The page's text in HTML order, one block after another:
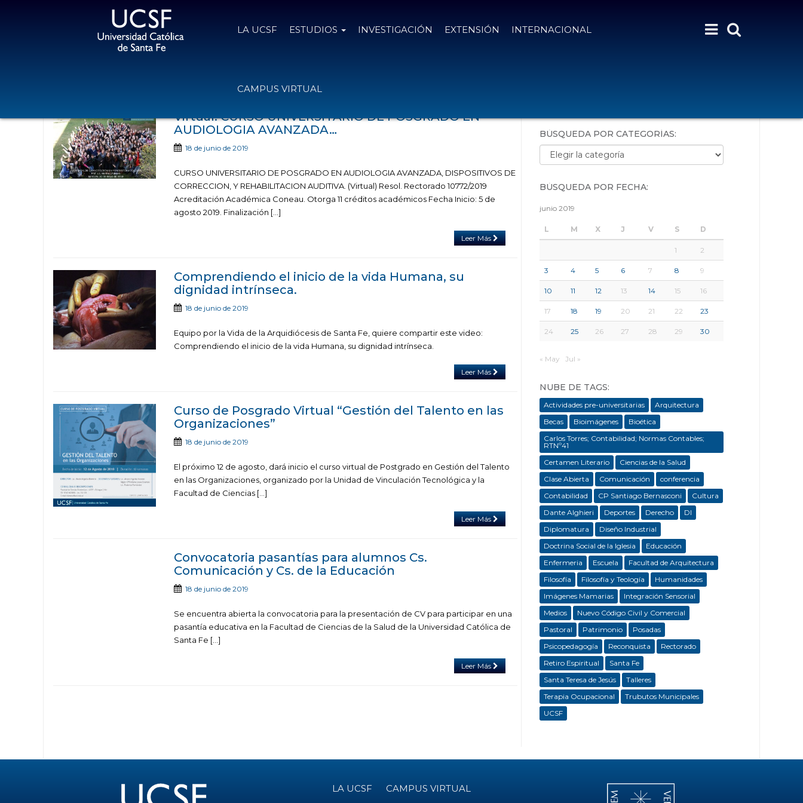
LA UCSF ESTUDIOS INVESTIGACIÓN EXTENSIÓN INTERNACIONAL
CAMPUS VIRTUAL
Virtual: CURSO UNIVERSITARIO DE POSGRADO EN
AUDIOLOGIA AVANZADA…
18 de junio de 2019
CURSO UNIVERSITARIO DE POSGRADO EN AUDIOLOGIA AVANZADA, DISPOSITIVOS DE
CORRECCION, Y REHABILITACION AUDITIVA. (Virtual) Resol. Rectorado 10772/2019
Acreditación Académica Coneau. Otorga 11 créditos académicos Fecha Inicio: 5 de
agosto 2019. Finalización […]
Leer Más
Comprendiendo el inicio de la vida Humana, su
dignidad intrínseca.
18 de junio de 2019
Equipo por la Vida de la Arquidiócesis de Santa Fe, quiere compartir este video:
Comprendiendo el inicio de la vida Humana, su dignidad intrínseca.
Leer Más
Curso de Posgrado Virtual “Gestión del Talento en las
Organizaciones”
18 de junio de 2019
El próximo 12 de agosto, dará inicio el curso virtual de Postgrado en Gestión del Talento
en las Organizaciones, organizado por la Unidad de Vinculación Tecnológica y la
Facultad de Ciencias […]
Leer Más
Convocatoria pasantías para alumnos Cs.
Comunicación y Cs. de la Educación
18 de junio de 2019
Se encuentra abierta la convocatoria para la presentación de CV para participar en una
pasantía educativa en la Facultad de Ciencias de la Salud de la Universidad Católica de
Santa Fe […]
Leer Más
BÚSQUEDA POR CATEGORÍAS:
Búsqueda por categorías:
BÚSQUEDA POR FECHA:
junio 2019
L M X J V S D
1 2
3 4 5 6 7 8 9
10 11 12 13 14 15 16
17 18 19 20 21 22 23
24 25 26 27 28 29 30
« May Jul »
NUBE DE TAGS:
Actividades pre-universitarias
Arquitectura
Becas
Bioimágenes
Bioética
Carlos Torres; Contabilidad; Normas Contables;
RTNº41
Certamen Literario
Ciencias de la Salud
Clase Abierta
Comunicación
conferencia
Contabilidad
CP Santiago Bernasconi
Cultura
Dante Alghieri
Deportes Derecho
DI
Diplomatura
Diseño Industrial
Doctrina Social de la Iglesia
Educación
Enfermeria
Escuela
Facultad de Arquitectura
Filosofía
Filosofía y Teología
Humanidades
Imágenes Mamarias
Integración Sensorial
Medios
Nuevo Código Civil y Comercial
Pastoral
Patrimonio
Posadas
Psicopedagogía
Reconquista
Rectorado
Retiro Espiritual
Santa Fe
Santa Teresa de Jesús
Talleres
Terapia Ocupacional
Trubutos Municipales
UCSF
LA UCSF CAMPUS VIRTUAL